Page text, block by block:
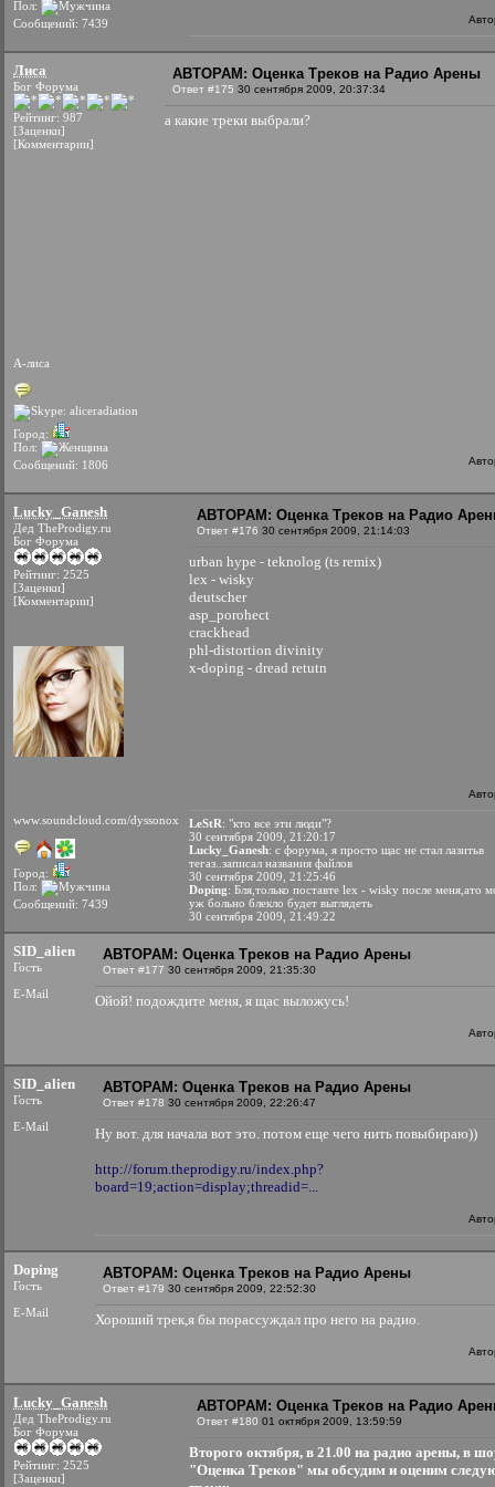
Пол:
Сообщений: 7439
Лиса
Бог Форума
Рейтинг: 987
[Заценки]
[Комментарии]
А-лиса
Город:
Пол:
Сообщений: 1806
АВТОРАМ: Оценка Треков на Радио Арены
Ответ #175 30 сентября 2009, 20:37:34
а какие треки выбрали?
Lucky_Ganesh
Дед TheProdigy.ru
Бог Форума
Рейтинг: 2525
[Заценки]
[Комментарии]
www.soundcloud.com/dyssonox
Город:
Пол:
Сообщений: 7439
АВТОРАМ: Оценка Треков на Радио
Ответ #176 30 сентября 2009, 21:14:03
urban hype - teknolog (ts remix)
lex - wisky
deutscher
asp_porohect
crackhead
phl-distortion divinity
x-doping - dread retutn
LeStR: "кто все эти люди"?
30 сентября 2009, 21:20:17
Lucky_Ganesh: с форума, я просто щас не стал лазитьв
тегаз..записал названия файлов
30 сентября 2009, 21:25:46
Doping: Бля,только поставте lex - wisky после меня,ато
уж больно блекло будет выглядеть
30 сентября 2009, 21:49:22
SID_alien
Гость
E-Mail
АВТОРАМ: Оценка Треков на Радио Арены
Ответ #177 30 сентября 2009, 21:35:30
Ойой! подождите меня, я щас выложусь!
SID_alien
Гость
E-Mail
АВТОРАМ: Оценка Треков на Радио Арены
Ответ #178 30 сентября 2009, 22:26:47
Ну вот. для начала вот это. потом еще чего нить повыбираю))
http://forum.theprodigy.ru/index.php?
board=19;action=display;threadid=...
Doping
Гость
E-Mail
АВТОРАМ: Оценка Треков на Радио Арены
Ответ #179 30 сентября 2009, 22:52:30
Хороший трек,я бы порассуждал про него на радио.
Lucky_Ganesh
Дед TheProdigy.ru
Бог Форума
Рейтинг: 2525
[Заценки]
АВТОРАМ: Оценка Треков на Радио
Ответ #180 01 октября 2009, 13:59:59
Второго октября, в 21.00 на радио арены, в
"Оценка Треков" мы обсудим и оценим